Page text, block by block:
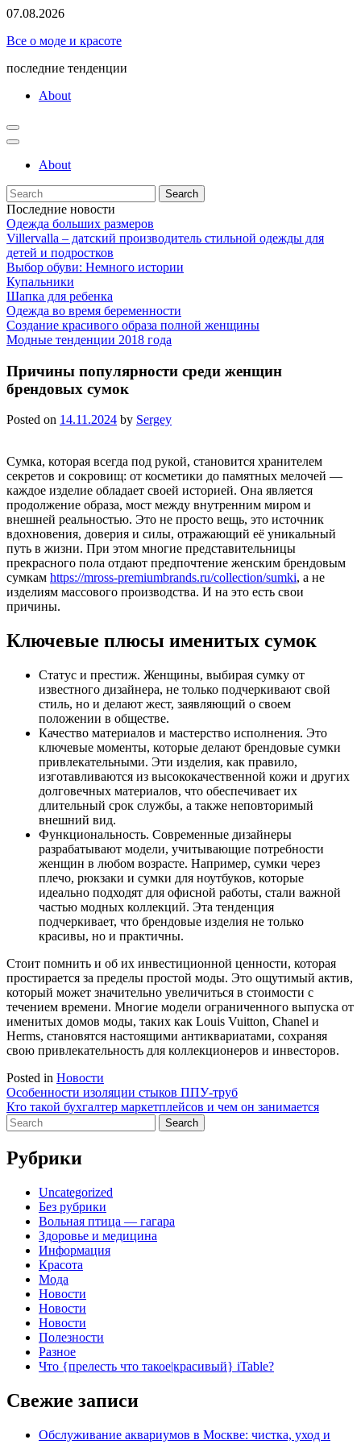
Skip
content
07.08.2026
Все о моде и красоте
последние тенденции
About
About
Search
for:
Последние новости
Одежда больших размеров
Villervalla – датский производитель стильной одежды для
детей и подростков
Выбор обуви: Немного истории
Купальники
Шапка для ребенка
Одежда во время беременности
Создание красивого образа полной женщины
Модные тенденции 2018 года
Причины популярности среди женщин
брендовых сумок
Posted on 14.11.2024 by Sergey
Сумка, которая всегда под рукой, становится хранителем
секретов и сокровищ: от косметики до памятных мелочей —
каждое изделие обладает своей историей. Она является
продолжение образа, мост между внутренним миром и
внешней реальностью. Это не просто вещь, это источник
вдохновения, доверия и силы, отражающий её уникальный
путь в жизни. При этом многие представительницы
прекрасного пола отдают предпочтение женским брендовым
сумкам https://mross-premiumbrands.ru/collection/sumki, а не
изделиям массового производства. И на это есть свои
причины.
Ключевые плюсы именитых сумок
Статус и престиж. Женщины, выбирая сумку от
известного дизайнера, не только подчеркивают свой
стиль, но и делают жест, заявляющий о своем
положении в обществе.
Качество материалов и мастерство исполнения. Это
ключевые моменты, которые делают брендовые сумки
привлекательными. Эти изделия, как правило,
изготавливаются из высококачественной кожи и других
долговечных материалов, что обеспечивает их
длительный срок службы, а также неповторимый
внешний вид.
Функциональность. Современные дизайнеры
разрабатывают модели, учитывающие потребности
женщин в любом возрасте. Например, сумки через
плечо, рюкзаки и сумки для ноутбуков, которые
идеально подходят для офисной работы, стали важной
частью модных коллекций. Эта тенденция
подчеркивает, что брендовые изделия не только
красивы, но и практичны.
Стоит помнить и об их инвестиционной ценности, которая
простирается за пределы простой моды. Это ощутимый актив,
который может значительно увеличиться в стоимости с
течением времени. Многие модели ограниченного выпуска от
именитых домов моды, таких как Louis Vuitton, Chanel и
Herms, становятся настоящими антиквариатами, сохраняя
свою привлекательность для коллекционеров и инвесторов.
Posted in Новости
Навигация
по
Особенности изоляции стыков ППУ-труб
Кто такой бухгалтер маркетплейсов и чем он занимается
Search
for:
Рубрики
Uncategorized
Без рубрики
Вольная птица — гагара
Здоровье и медицина
Информация
Красота
Мода
Новости
Новости
Новости
Полезности
Разное
Что {прелесть что такое|красивый} iTable?
Свежие записи
Обслуживание аквариумов в Москве: чистка, уход и